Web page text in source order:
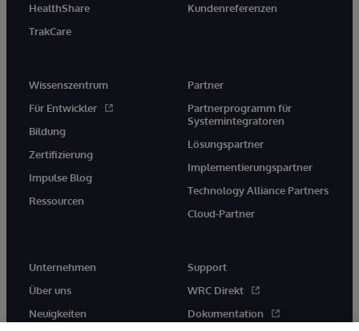
HealthShare
TrakCare
Kundenreferenzen
Wissenszentrum
Für Entwickler
Bildung
Zertifizierung
Impulse Blog
Ressourcen
Partner
Partnerprogramm für
Systemintegratoren
Lösungspartner
Implementierungspartner
Technology Alliance Partners
Cloud-Partner
Unternehmen
Über uns
Neuigkeiten
Support
WRC Direkt
Dokumentation